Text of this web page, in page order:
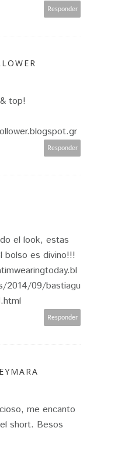
Responder
top!
Responder
el look, estas
bolso es divino!!!
2014/09/bastiagu
Responder
me encanto
short. Besos